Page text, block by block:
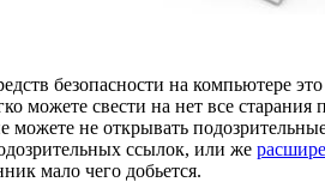
безопасности на компьютере
можете свести на нет все
можете не открывать
ссылок, или же
мало чего добьется.